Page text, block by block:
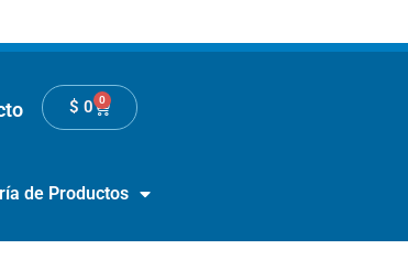
$ 0 0
de Productos